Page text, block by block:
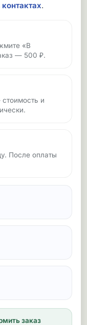
контактах.
«В
— 500 ₽.
и
После оплаты
заказ